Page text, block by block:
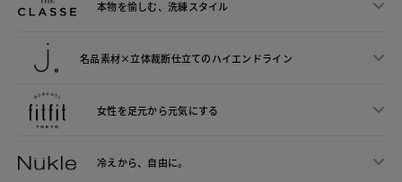
本物を愉しむ、洗練スタイル
名品素材×立体裁断仕立てのハイエンドライン
女性を足元から元気にする
冷えから、 自由に。